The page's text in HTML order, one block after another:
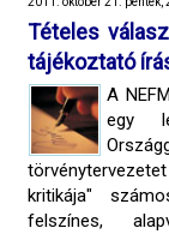
Tételes
tájékoztató
A
egy
kritikája"
felszínes,